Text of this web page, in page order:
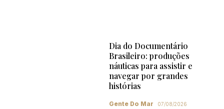
Dia do Documentário
Brasileiro: produções
náuticas para assistir e
navegar por grandes
histórias
Gente Do Mar 07/08/2026